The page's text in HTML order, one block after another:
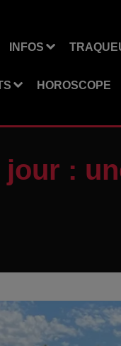
INFOS
HOROSCOPE
: